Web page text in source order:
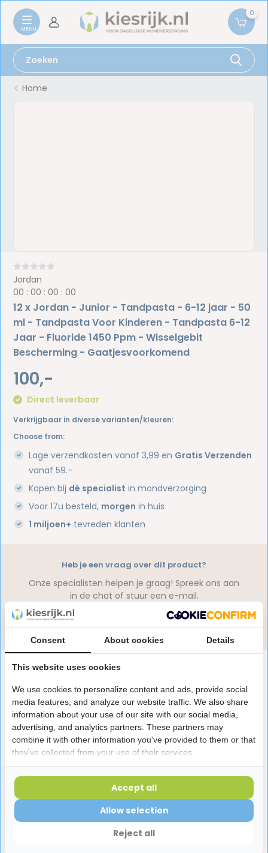
0
Home
Jordan
00 :00 :00 :00
12 x Jordan - Junior - Tandpasta - 6-12 jaar - 50
ml - Tandpasta Voor Kinderen - Tandpasta 6-12
Jaar - Fluoride 1450 Ppm - Wisselgebit
Bescherming - Gaatjesvoorkomend
100,-
Direct leverbaar
Verkrijgbaar in diverse varianten/kleuren:
Choose from:
Lage verzendkosten vanaf 3,99 en Gratis Verzenden
vanaf 59.-
Kopen bij dé specialist in mondverzorging
Voor 17u besteld, morgen in huis
1 miljoen+ tevreden klanten
Productomschrijving
Reviews
Heb je een vraag over dit product?
Onze specialisten helpen je graag! Spreek ons aan
in de chat of stuur een e-mail.
Laatst bekeken producten
Consent About cookies Details
This website uses cookies
We use cookies to personalize content and ads, provide social
media features, and analyze our website traffic. We also share
information about your use of our site with our social media,
advertising, and analytics partners. These partners may
combine it with other information you've provided to them or that
they've collected from your use of their services.
Reject all
Allow selection
Accept all